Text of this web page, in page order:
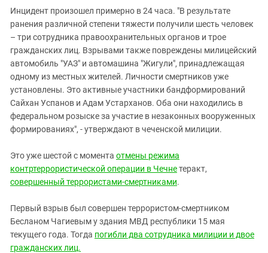
Инцидент произошел примерно в 24 часа. "В результате
ранения различной степени тяжести получили шесть человек
– три сотрудника правоохранительных органов и трое
гражданских лиц. Взрывами также повреждены милицейский
автомобиль "УАЗ" и автомашина "Жигули", принадлежащая
одному из местных жителей. Личности смертников уже
установлены. Это активные участники бандформирований
Сайхан Успанов и Адам Устарханов. Оба они находились в
федеральном розыске за участие в незаконных вооруженных
формированиях", - утверждают в чеченской милиции.
Это уже шестой с момента отмены режима
контртеррористической операции в Чечнетеракт,
совершенный террористами-смертниками.
Первый взрыв был совершен террористом-смертником
Бесланом Чагиевым у здания МВД республики 15 мая
текущего года. Тогда погибли два сотрудника милиции и двое
гражданских лиц.